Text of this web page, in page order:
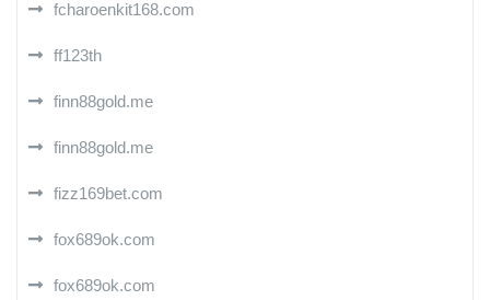
fcharoenkit168.com
ff123th
finn88gold.me
finn88gold.me
fizz169bet.com
fox689ok.com
fox689ok.com